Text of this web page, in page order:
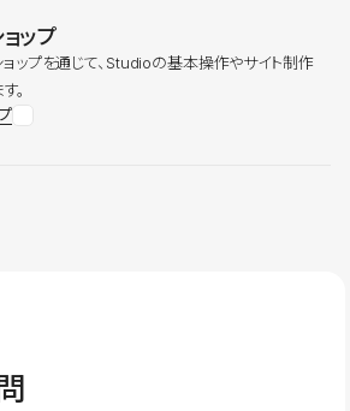
ップ
ップを通じて、Studioの基本操作やサイト制作
。